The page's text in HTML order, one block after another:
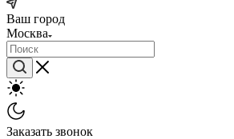
Ваш город
Москва
Заказать звонок